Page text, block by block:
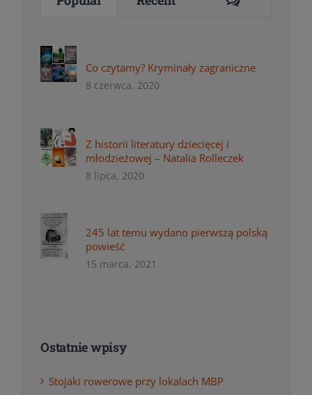
Co czytamy? Kryminały zagraniczne
8 czerwca, 2020
Z historii literatury dziecięcej i
młodzieżowej – Natalia Rolleczek
8 lipca, 2020
245 lat temu wydano pierwszą polską
powieść
15 marca, 2021
Ostatnie wpisy
Stojaki rowerowe przy lokalach MBP